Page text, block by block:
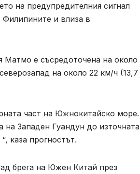
на предупредителния сигнал
Филипините и влиза в
Матмо е съсредоточена на около
на около 22 км/ч (13,7
част на Южнокитайско море.
Западен Гуандун до източната
каза прогностът.
брега на Южен Китай през